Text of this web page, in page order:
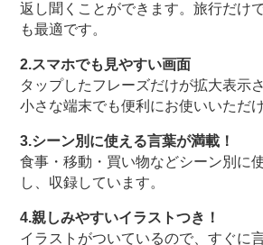
返し聞くことができます。旅行だけ
も最適です。
2.スマホでも見やすい画面
タップしたフレーズだけが拡大表示
小さな端末でも便利にお使いいただけ
3.シーン別に使える言葉が満載！
食事・移動・買い物などシーン別に
し、収録しています。
4.親しみやすいイラストつき！
イラストがついているので、すぐに